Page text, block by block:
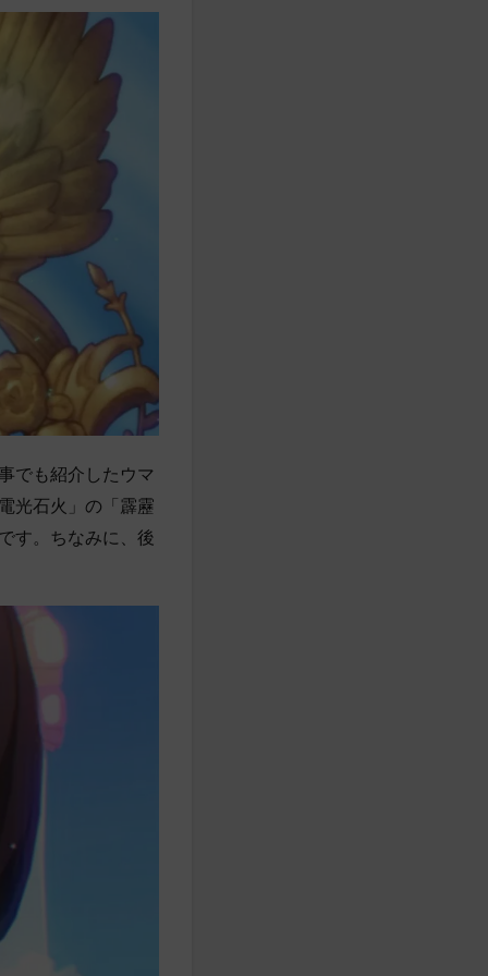
でも紹介したウマ
光石火」の「霹靂
す。ちなみに、後